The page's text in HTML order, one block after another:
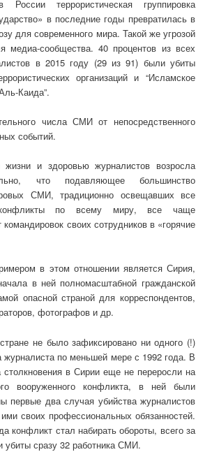
террористическая группировка
в последние годы превратилась в
для современного мира. Такой же угрозой
медиа-сообщества. 40 процентов из всех
в 2015 году (29 из 91) были убиты
организаций и “Исламское
Каида”.
числа СМИ от непосредственного
событий.
жизни и здоровью журналистов возросла
что подавляющее большинство
СМИ, традиционно освещавших все
конфликты по всему миру, все чаще
командировок своих сотрудников в «горячие
в этом отношении является Сирия,
в ней полномасштабной гражданской
опасной страной для корреспондентов,
фотографов и др.
не было зафиксировано ни одного (!)
журналиста по меньшей мере с 1992 года. В
столкновения в Сирии еще не переросли на
вооруженного конфликта, в ней были
первые два случая убийства журналистов
своих профессиональных обязанностей.
конфликт стал набирать обороты, всего за
убиты сразу 32 работника СМИ.